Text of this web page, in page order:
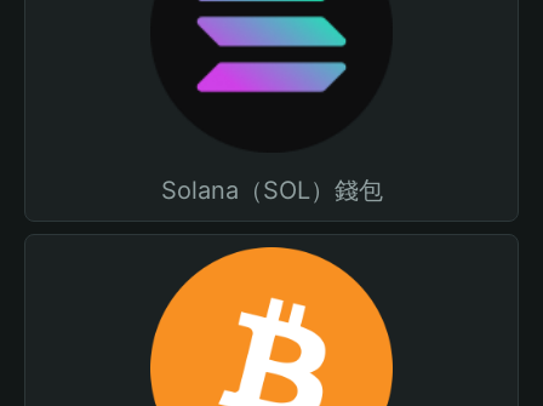
Solana（SOL）錢包